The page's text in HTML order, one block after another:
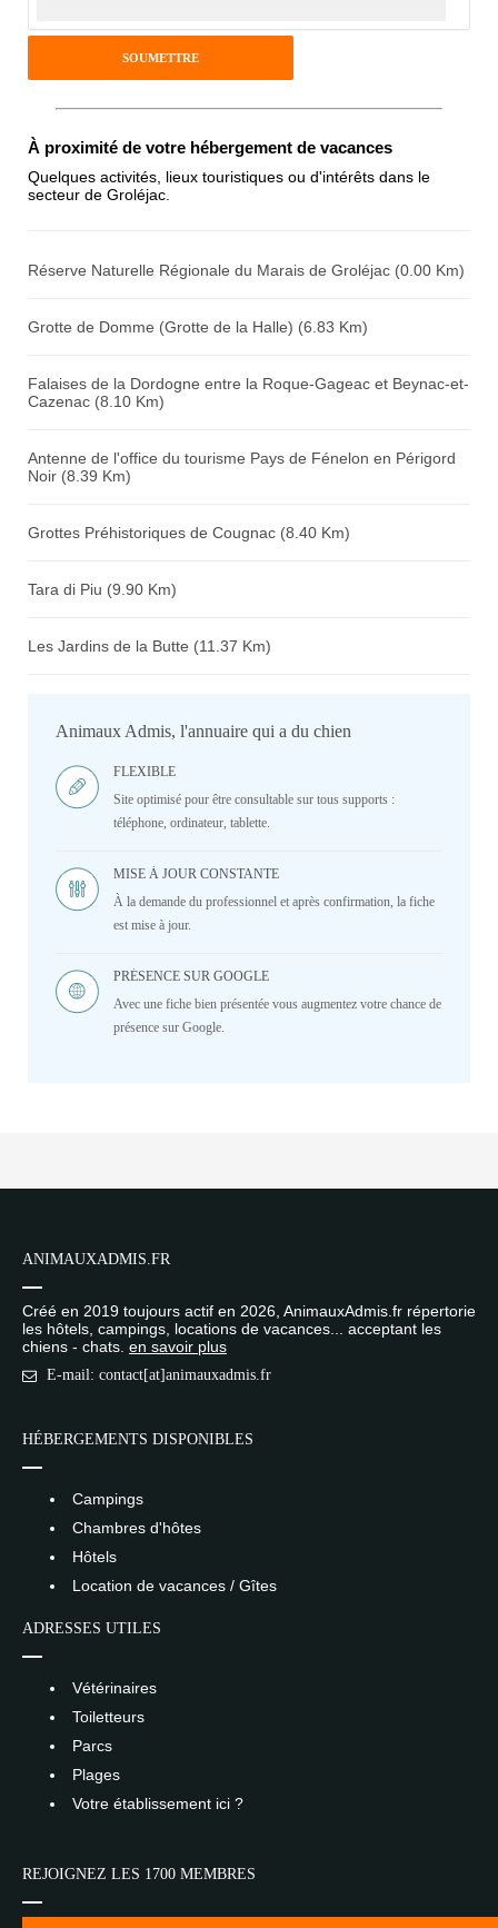
Antispam - Combien font 7x4 (en
chiffres) :
À proximité de votre hébergement de vacances
Quelques activités, lieux touristiques ou d'intérêts dans le
secteur de Groléjac.
Réserve Naturelle Régionale du Marais de Groléjac (0.00 Km)
Grotte de Domme (Grotte de la Halle) (6.83 Km)
Falaises de la Dordogne entre la Roque-Gageac et Beynac-et-
Cazenac (8.10 Km)
Antenne de l'office du tourisme Pays de Fénelon en Périgord
Noir (8.39 Km)
Grottes Préhistoriques de Cougnac (8.40 Km)
Tara di Piu (9.90 Km)
Les Jardins de la Butte (11.37 Km)
Animaux Admis, l'annuaire qui a du chien
FLEXIBLE
Site optimisé pour être consultable sur tous supports :
téléphone, ordinateur, tablette.
MISE À JOUR CONSTANTE
À la demande du professionnel et après confirmation, la fiche
est mise à jour.
PRÉSENCE SUR GOOGLE
Avec une fiche bien présentée vous augmentez votre chance de
présence sur Google.
ANIMAUXADMIS.FR
Créé en 2019 toujours actif en 2026, AnimauxAdmis.fr répertorie
les hôtels, campings, locations de vacances... acceptant les
chiens - chats. en savoir plus
E-mail: contact[at]animauxadmis.fr
HÉBERGEMENTS DISPONIBLES
Campings
Chambres d'hôtes
Hôtels
Location de vacances / Gîtes
ADRESSES UTILES
Vétérinaires
Toiletteurs
Parcs
Plages
Votre établissement ici ?
REJOIGNEZ LES 1700 MEMBRES